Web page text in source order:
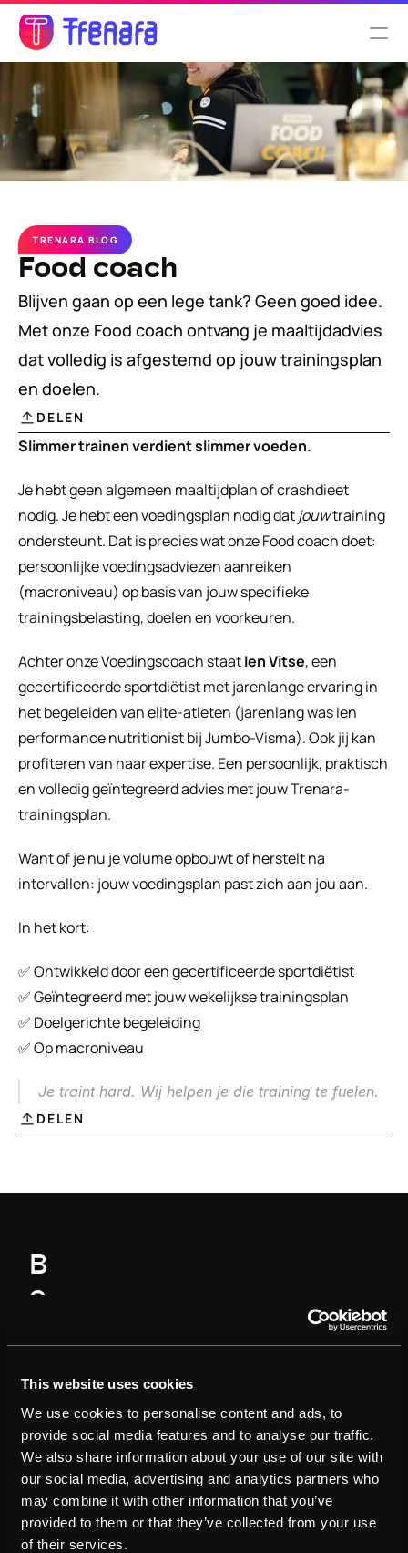
This website uses cookies
We use cookies to personalise content and ads, to
provide social media features and to analyse our traffic.
We also share information about your use of our site with
our social media, advertising and analytics partners who
may combine it with other information that you’ve
provided to them or that they’ve collected from your use
of their services.
TRENARA BLOG
Food coach
Blijven gaan op een lege tank? Geen goed idee.
Met onze Food coach ontvang je maaltijdadvies
dat volledig is afgestemd op jouw trainingsplan
en doelen.
DELEN
Slimmer trainen verdient slimmer voeden.
Je hebt geen algemeen maaltijdplan of crashdieet
nodig. Je hebt een voedingsplan nodig dat jouw training
ondersteunt. Dat is precies wat onze Food coach doet:
persoonlijke voedingsadviezen aanreiken
(macroniveau) op basis van jouw specifieke
trainingsbelasting, doelen en voorkeuren.
Achter onze Voedingscoach staat Ien Vitse, een
gecertificeerde sportdiëtist met jarenlange ervaring in
het begeleiden van elite-atleten (jarenlang was Ien
performance nutritionist bij Jumbo-Visma). Ook jij kan
profiteren van haar expertise. Een persoonlijk, praktisch
en volledig geïntegreerd advies met jouw Trenara-
trainingsplan.
Want of je nu je volume opbouwt of herstelt na
intervallen: jouw voedingsplan past zich aan jou aan.
In het kort:
✅ Ontwikkeld door een gecertificeerde sportdiëtist
✅ Geïntegreerd met jouw wekelijkse trainingsplan
✅ Doelgerichte begeleiding
✅ Op macroniveau
Je traint hard. Wij helpen je die training te fuelen.
DELEN
B
e
j
k
o
o
k
Functionaliteiten
Over ons
Select Language
Nederlands